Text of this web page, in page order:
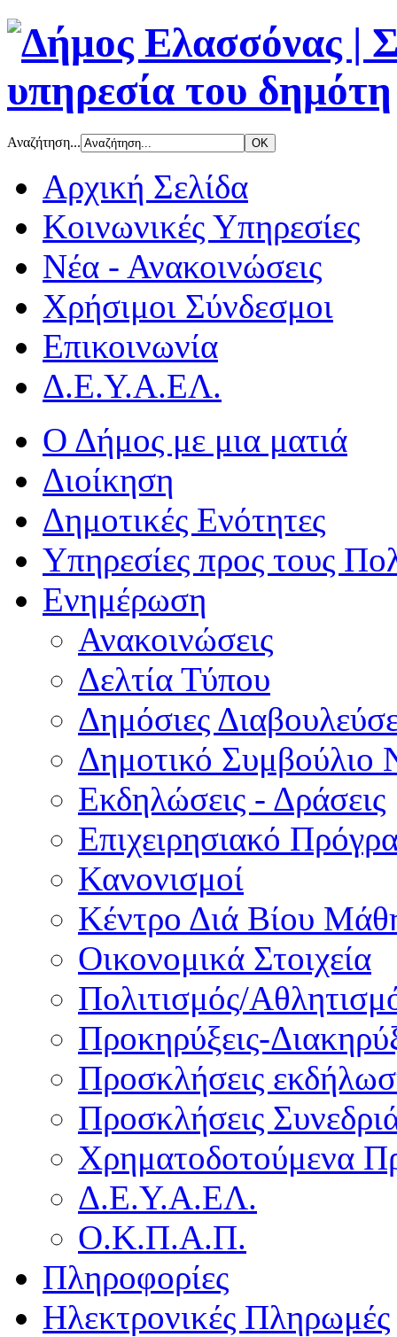
Αναζήτηση...
Αρχική Σελίδα
Κοινωνικές Υπηρεσίες
Νέα - Ανακοινώσεις
Χρήσιμοι Σύνδεσμοι
Επικοινωνία
Δ.Ε.Υ.Α.ΕΛ.
Ο Δήμος με μια ματιά
Διοίκηση
Δημοτικές Ενότητες
Υπηρεσίες προς τους
Ενημέρωση
Ανακοινώσεις
Δελτία Τύπου
Δημόσιες
Δημοτικό Συμβούλιο
Εκδηλώσεις - Δράσεις
Επιχειρησιακό
Κανονισμοί
Κέντρο Διά Βίου
Οικονομικά Στοιχεία
Πολιτισμός/
Προκηρύξεις-
Προσκλήσεις
Προσκλήσεις
Χρηματοδοτούμενα
Δ.Ε.Υ.Α.ΕΛ.
Ο.Κ.Π.Α.Π.
Πληροφορίες
Ηλεκτρονικές Πληρωμές